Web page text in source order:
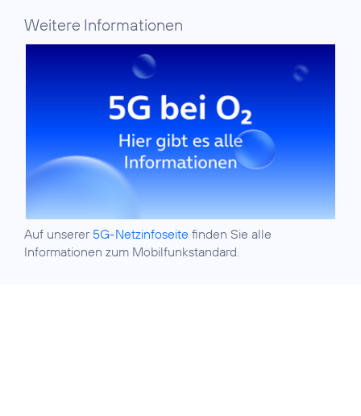
Weitere Informationen
Auf unserer 5G-Netzinfoseite finden Sie alle
Informationen zum Mobilfunkstandard.